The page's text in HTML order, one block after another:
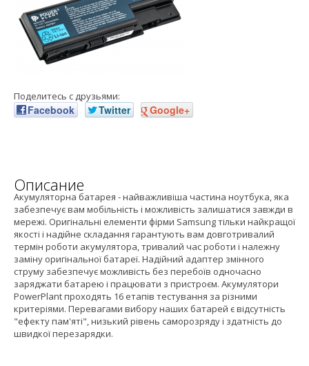
Поделитесь с друзьями:
Facebook Twitter Google+
Описание
Акумуляторна батарея - найважливіша частина ноутбука, яка
забезпечує вам мобільність і можливість залишатися завжди в
мережі. Оригінальні елементи фірми Samsung тільки найкращої
якості і надійне складання гарантують вам довготривалий
термін роботи акумулятора, тривалий час роботи і належну
заміну оригінальної батареї. Надійний адаптер змінного
струму забезпечує можливість без перебоїв одночасно
заряджати батарею і працювати з пристроєм. Акумулятори
PowerPlant проходять 16 етапів тестування за різними
критеріями. Перевагами вибору наших батарей є відсутність
"ефекту пам'яті", низький рівень саморозряду і здатність до
швидкої перезарядки.